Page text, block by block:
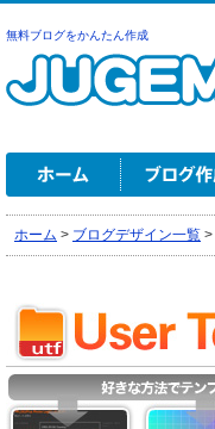
無料ブログをかんたん作成
ホーム > ブログデザイン一覧 >